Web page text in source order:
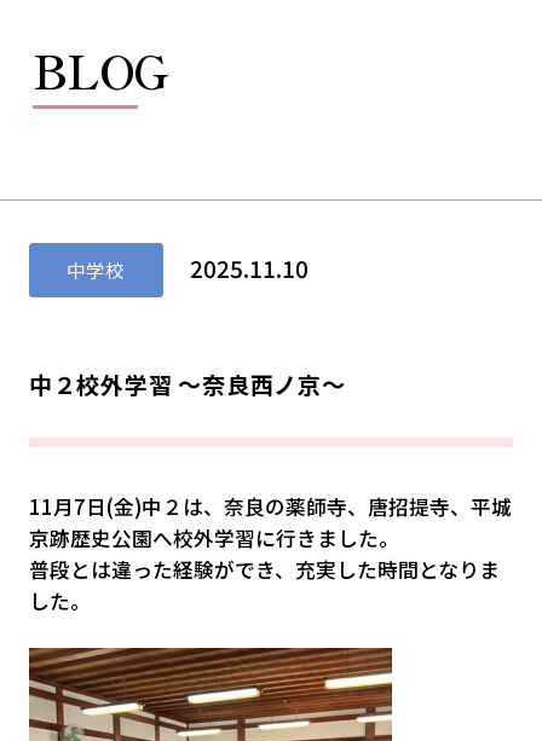
BLOG
中学校 2025.11.10
中２校外学習 ～奈良西ノ京～
11月7日(金)中２は、奈良の薬師寺、唐招提寺、平城
京跡歴史公園へ校外学習に行きました。
普段とは違った経験ができ、充実した時間となりま
した。